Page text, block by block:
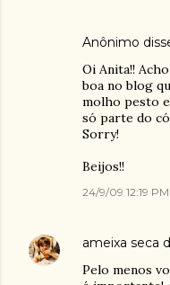
Anônimo
Oi Anita!!
boa no blog
molho pesto
só parte do
Sorry!
Beijos!!
24/9/09 12:19 PM
ameixa seca
Pelo menos